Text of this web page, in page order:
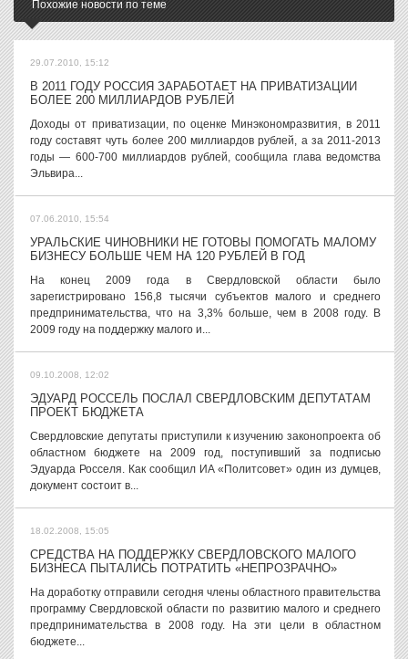
Похожие новости по теме
29.07.2010, 15:12
В 2011 ГОДУ РОССИЯ ЗАРАБОТАЕТ НА ПРИВАТИЗАЦИИ
БОЛЕЕ 200 МИЛЛИАРДОВ РУБЛЕЙ
Доходы от приватизации, по оценке Минэкономразвития, в 2011
году составят чуть более 200 миллиардов рублей, а за 2011-2013
годы — 600-700 миллиардов рублей, сообщила глава ведомства
Эльвира...
07.06.2010, 15:54
УРАЛЬСКИЕ ЧИНОВНИКИ НЕ ГОТОВЫ ПОМОГАТЬ МАЛОМУ
БИЗНЕСУ БОЛЬШЕ ЧЕМ НА 120 РУБЛЕЙ В ГОД
На конец 2009 года в Свердловской области было
зарегистрировано 156,8 тысячи субъектов малого и среднего
предпринимательства, что на 3,3% больше, чем в 2008 году. В
2009 году на поддержку малого и...
09.10.2008, 12:02
ЭДУАРД РОССЕЛЬ ПОСЛАЛ СВЕРДЛОВСКИМ ДЕПУТАТАМ
ПРОЕКТ БЮДЖЕТА
Свердловские депутаты приступили к изучению законопроекта об
областном бюджете на 2009 год, поступивший за подписью
Эдуарда Росселя. Как сообщил ИА «Политсовет» один из думцев,
документ состоит в...
18.02.2008, 15:05
СРЕДСТВА НА ПОДДЕРЖКУ СВЕРДЛОВСКОГО МАЛОГО
БИЗНЕСА ПЫТАЛИСЬ ПОТРАТИТЬ «НЕПРОЗРАЧНО»
На доработку отправили сегодня члены областного правительства
программу Свердловской области по развитию малого и среднего
предпринимательства в 2008 году. На эти цели в областном
бюджете...